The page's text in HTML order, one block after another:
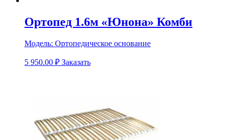
Ортопед 1.6м «Юнона» Комби
Модель: Ортопедическое основание
5 950.00 ₽ Заказать